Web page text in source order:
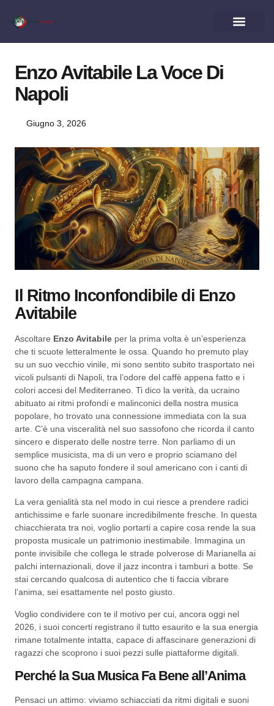
Enzo Avitabile La Voce Di
Napoli
Giugno 3, 2026
Il Ritmo Inconfondibile di Enzo
Avitabile
Ascoltare Enzo Avitabile per la prima volta è un’esperienza
che ti scuote letteralmente le ossa. Quando ho premuto play
su un suo vecchio vinile, mi sono sentito subito trasportato nei
vicoli pulsanti di Napoli, tra l’odore del caffè appena fatto e i
colori accesi del Mediterraneo. Ti dico la verità, da ucraino
abituato ai ritmi profondi e malinconici della nostra musica
popolare, ho trovato una connessione immediata con la sua
arte. C’è una visceralità nel suo sassofono che ricorda il canto
sincero e disperato delle nostre terre. Non parliamo di un
semplice musicista, ma di un vero e proprio sciamano del
suono che ha saputo fondere il soul americano con i canti di
lavoro della campagna campana.
La vera genialità sta nel modo in cui riesce a prendere radici
antichissime e farle suonare incredibilmente fresche. In questa
chiacchierata tra noi, voglio portarti a capire cosa rende la sua
proposta musicale un patrimonio inestimabile. Immagina un
ponte invisibile che collega le strade polverose di Marianella ai
palchi internazionali, dove il jazz incontra i tamburi a botte. Se
stai cercando qualcosa di autentico che ti faccia vibrare
l’anima, sei esattamente nel posto giusto.
Voglio condividere con te il motivo per cui, ancora oggi nel
2026, i suoi concerti registrano il tutto esaurito e la sua energia
rimane totalmente intatta, capace di affascinare generazioni di
ragazzi che scoprono i suoi pezzi sulle piattaforme digitali.
Perché la Sua Musica Fa Bene all’Anima
Pensaci un attimo: viviamo schiacciati da ritmi digitali e suoni